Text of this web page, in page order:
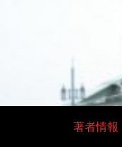
著者情報